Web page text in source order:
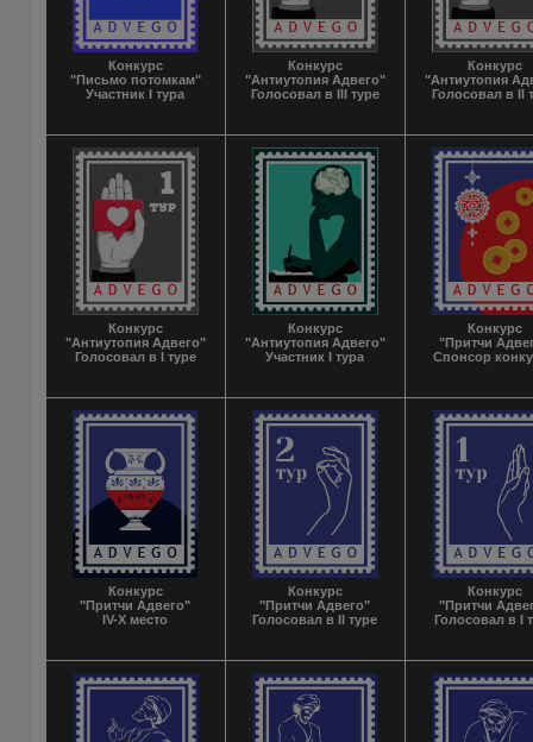
Конкурс
"Письмо потомкам"
Участник I тура
Конкурс
"Антиутопия Адвего"
Голосовал в III туре
Конкурс
"Антиутопия
Голосовал в II
Конкурс
"Антиутопия Адвего"
Голосовал в I туре
Конкурс
"Антиутопия Адвего"
Участник I тура
Конкурс
"Притчи
Спонсор
Конкурс
"Притчи Адвего"
IV-X место
Конкурс
"Притчи Адвего"
Голосовал в II туре
Конкурс
"Притчи
Голосовал в I